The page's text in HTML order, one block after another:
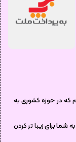
را داریم که در حوزه کشوری به
شما برای زیبا تر کردن